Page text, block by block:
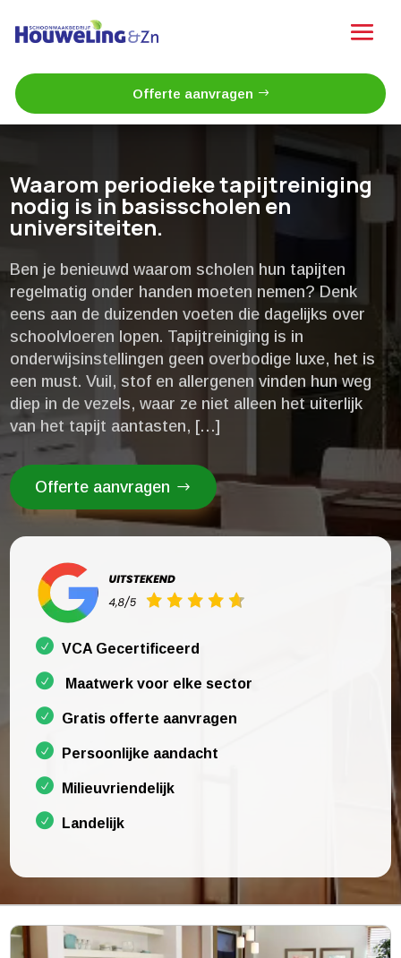
Offerte aanvragen
Waarom periodieke tapijtreiniging
nodig is in basisscholen en
universiteiten.​
Ben je benieuwd waarom scholen hun tapijten
regelmatig onder handen moeten nemen? Denk
eens aan de duizenden voeten die dagelijks over
schoolvloeren lopen.​ Tapijtreiniging is in
onderwijsinstellingen geen overbodige luxe, het is
een must.​ Vuil, stof en allergenen vinden hun weg
diep in de vezels, waar ze niet alleen het uiterlijk
van het tapijt aantasten, […]
Offerte aanvragen
VCA Gecertificeerd
Maatwerk voor elke sector
Gratis offerte aanvragen
Persoonlijke aandacht
Milieuvriendelijk
Landelijk